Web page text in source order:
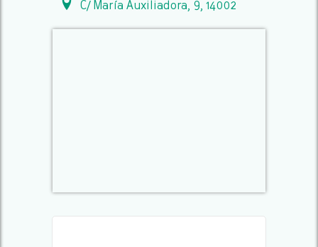
C/ María Auxiliadora, 9, 14002